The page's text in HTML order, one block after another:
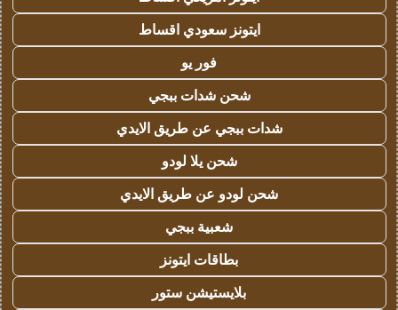
ايتونز سعودي اقساط
فور يو
شحن شدات ببجي
شدات ببجي عن طريق الايدي
شحن يلا لودو
شحن لودو عن طريق الايدي
شعبية ببجي
بطاقات ايتونز
بلايستيشن ستور